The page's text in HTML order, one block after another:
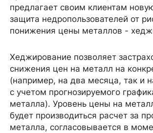
предлагает своим клиентам
защита недропользователей от
понижения цены металлов -
Хеджирование позволяет
снижения цен на металл на
(например, на два месяца, так и
с учетом прогнозируемого
металла). Уровень цены на
будет производиться расчет за
металла, согласовывается в